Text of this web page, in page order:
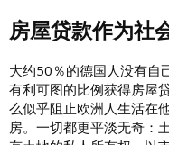
房屋贷款作为社
大约50％的德国人没有自
有利可图的比例获得房屋
么似乎阻止欧洲人生活在
房。一切都更平淡无奇：